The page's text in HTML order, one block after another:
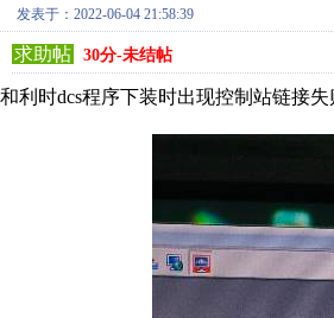
发表于：2022-06-04 21:58:39
求助帖
30分-未结帖
和利时dcs程序下装时出现控制站链接